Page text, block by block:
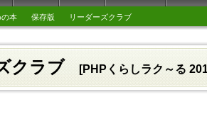
の本 保存版 リーダーズクラブ
クラブ [PHPくらしラク～る